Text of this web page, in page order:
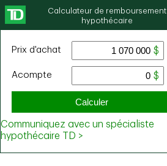
Calculateur de remboursement
hypothécaire
Prix ​​d'achat
Acompte
Calculer
Communiquez avec un spécialiste
hypothécaire TD >